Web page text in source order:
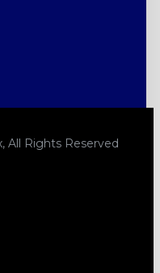
All Rights Reserved